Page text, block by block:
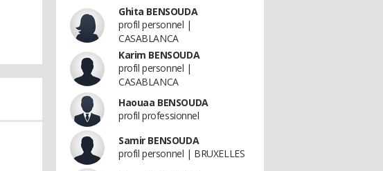
Ghita BENSOUDA
profil personnel |
CASABLANCA
Karim BENSOUDA
profil personnel |
CASABLANCA
Haouaa BENSOUDA
profil professionnel
Samir BENSOUDA
profil personnel | BRUXELLES